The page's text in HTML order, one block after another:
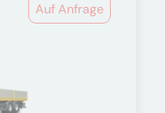
Auf Anfrage